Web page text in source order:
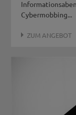
Cybermobbing...
ZUM ANGEBOT